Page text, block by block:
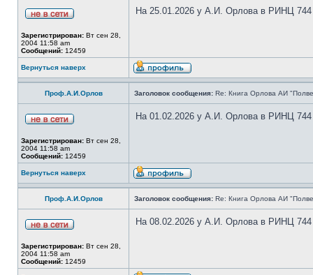
Зарегистрирован: Вт сен 28,
2004 11:58 am
Сообщений: 12459
На 25.01.2026 у А.И. Орлова в РИНЦ 744
Вернуться наверх
Проф.А.И.Орлов Заголовок сообщения: Re: Книга Орлова АИ
Зарегистрирован: Вт сен 28,
2004 11:58 am
Сообщений: 12459
На 01.02.2026 у А.И. Орлова в РИНЦ 744
Вернуться наверх
Проф.А.И.Орлов Заголовок сообщения: Re: Книга Орлова АИ
Зарегистрирован: Вт сен 28,
2004 11:58 am
Сообщений: 12459
На 08.02.2026 у А.И. Орлова в РИНЦ 744